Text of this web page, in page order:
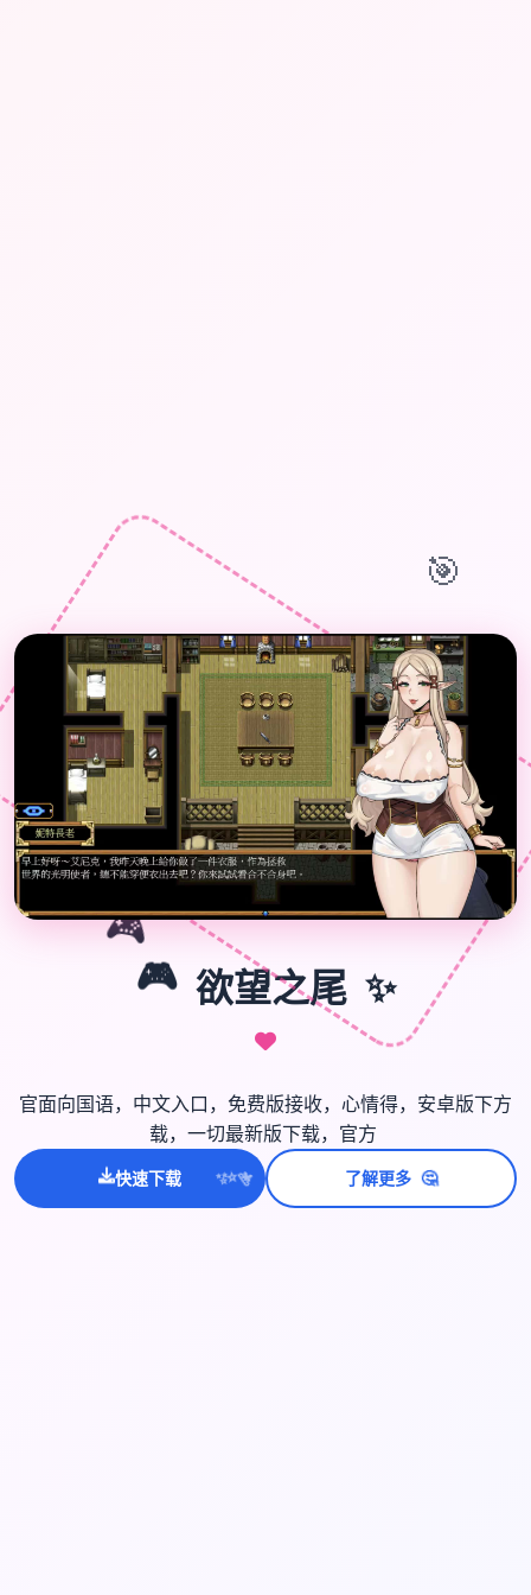
🎮
🎯
🎮 欲望之尾 ✨
官面向国语，中文入口，免费版接收，心情得，安卓版下方
载，一切最新版下载，官方
快速下载 ✨
⭐💫 了解更多 🤔